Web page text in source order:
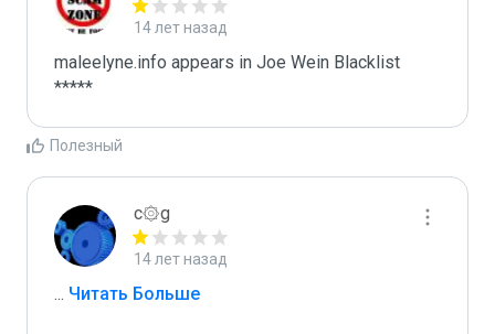
14 лет назад
maleelyne.info appears in Joe Wein Blacklist
*****
Полезный
c۞g
14 лет назад
... Читать Больше